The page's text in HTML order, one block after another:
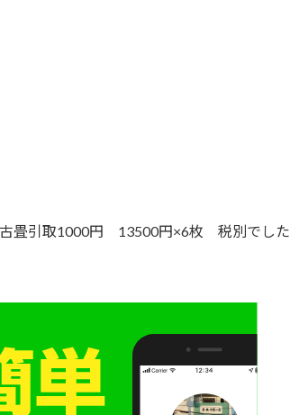
畳引取1000円 13500円×6枚 税別でした